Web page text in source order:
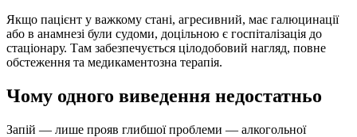
Якщо пацієнт у важкому стані, агресивний, має галюцинації
або в анамнезі були судоми, доцільною є госпіталізація до
стаціонару. Там забезпечується цілодобовий нагляд, повне
обстеження та медикаментозна терапія.
Чому одного виведення недостатньо
Запій — лише прояв глибшої проблеми — алкогольної